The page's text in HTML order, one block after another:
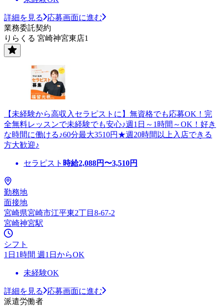
詳細を見る
応募画面に進む
業務委託契約
りらくる 宮崎神宮東店1
【未経験から高収入セラピストに】無資格でも応募OK！完
全無料レッスンで未経験でも安心♪週1日～1時間～OK！好き
な時間に働ける♪60分最大3510円★週20時間以上入店できる
方大歓迎♪
セラピスト 時給2,088円〜3,510円
勤務地
面接地
宮崎県宮崎市江平東2丁目8-67-2
宮崎神宮駅
シフト
1日1時間 週1日からOK
未経験OK
詳細を見る
応募画面に進む
派遣労働者